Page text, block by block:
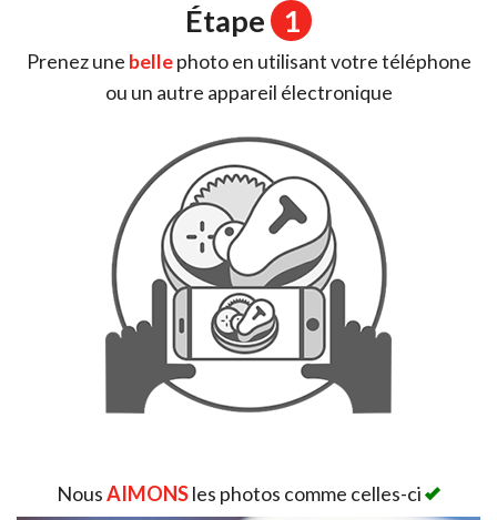
Panier (0)
Étape 1
Prenez une bellephoto en utilisant votre téléphone
ou un autre appareil électronique
NousAIMONSles photos comme celles-ci